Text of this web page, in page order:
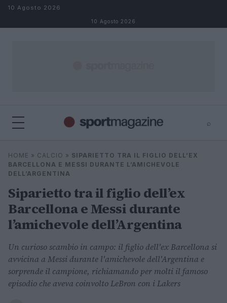
Salta al contenuto
10 Agosto 2026
10 Agosto 2026
⌕
Cerca
⌕
HOME » CALCIO » SIPARIETTO TRA IL FIGLIO DELL’EX
BARCELLONA E MESSI DURANTE L’AMICHEVOLE
DELL’ARGENTINA
Siparietto tra il figlio dell’ex
Barcellona e Messi durante
l’amichevole dell’Argentina
Un curioso scambio in campo: il figlio dell'ex Barcellona si
avvicina a Messi durante l'amichevole dell'Argentina e
sorprende il campione, richiamando per molti il famoso
episodio che aveva coinvolto LeBron con i Lakers